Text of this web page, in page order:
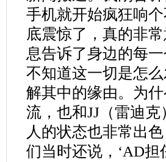
手机就开始疯狂响
底震惊了，真的非
息告诉了身边的每
不知道这一切是怎
解其中的缘由。为
流，也和JJ（雷迪
人的状态也非常出
们当时还说，‘AD